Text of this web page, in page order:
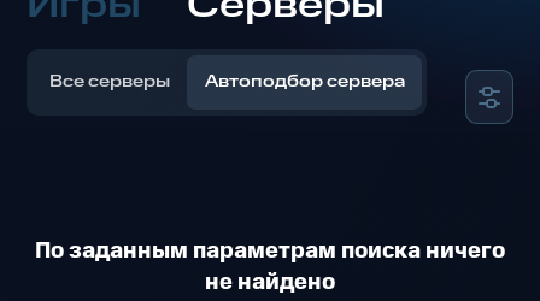
Все серверы Автоподбор сервера
По заданным параметрам поиска ничего
не найдено